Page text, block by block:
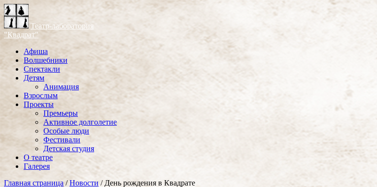
Театр-лаборатория
"Квадрат"
Афиша
Волшебники
Спектакли
Детям
Анимация
Взрослым
Проекты
Премьеры
Активное долголетие
Особые люди
Фестивали
Детская студия
О театре
Галерея
Главная страница /Новости / День рождения в Квадрате